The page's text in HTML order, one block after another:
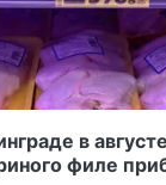
в
филе